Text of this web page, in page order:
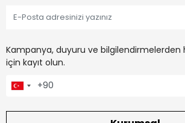
Kampanya, duyuru ve bilgilendirmelerden
için kayıt olun.